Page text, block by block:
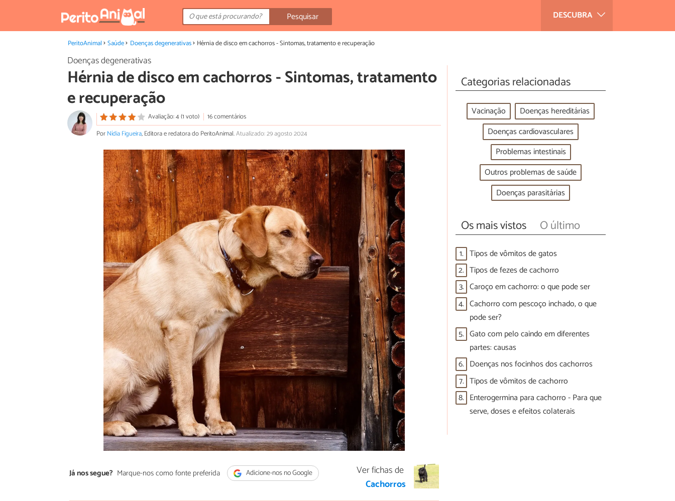
DESCUBRA
Pesquisar
PeritoAnimal Saúde Doenças degenerativas Hérnia de disco em cachorros - Sintomas, tratamento e recuperação
Doenças degenerativas
Hérnia de disco em cachorros - Sintomas, tratamento
e recuperação
Avaliação: 4 (1 voto)
16 comentários
PorNídia Figueira, Editora e redatora do PeritoAnimal.Atualizado: 29 agosto 2024
Já nos segue? Marque-nos como fonte preferida Adicione-nos no Google
Ver fichas de
Cachorros
Categorias relacionadas
Vacinação
Doenças hereditárias
Doenças cardiovasculares
Problemas intestinais
Outros problemas de saúde
Doenças parasitárias
Os mais vistos O último
1. Tipos de vômitos de gatos
2. Tipos de fezes de cachorro
3. Caroço em cachorro: o que pode ser
4. Cachorro com pescoço inchado, o que
pode ser?
5. Gato com pelo caindo em diferentes
partes: causas
6. Doenças nos focinhos dos cachorros
7. Tipos de vômitos de cachorro
8. Enterogermina para cachorro - Para que
serve, doses e efeitos colaterais